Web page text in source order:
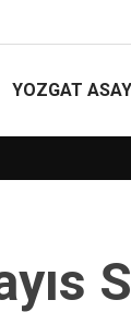
YOZGAT
en